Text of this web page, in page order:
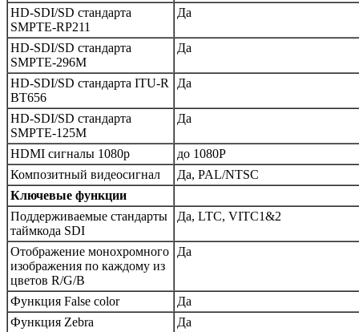
HD-SDI/SD стандарта
SMPTE-RP211
Да
HD-SDI/SD стандарта
SMPTE-296M
Да
HD-SDI/SD стандарта ITU-R
BT656
Да
HD-SDI/SD стандарта
SMPTE-125M
Да
HDMI сигналы 1080p
до 1080P
Композитный видеосигнал
Да, PAL/NTSC
Ключевые функции
Поддерживаемые стандарты
таймкода SDI
Да, LTC, VITC1&2
Отображение монохромного
изображения по каждому из
цветов R/G/B
Да
Функция False color
Да
Функция Zebra
Да